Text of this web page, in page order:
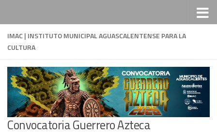
IMAC | INSTITUTO MUNICIPAL AGUASCALENTENSE PARA LA
CULTURA
Convocatoria Guerrero Azteca